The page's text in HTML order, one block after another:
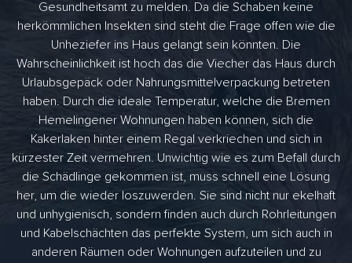
Gesundheitsamt zu melden. Da die Schaben keine
herkömmlichen Insekten sind steht die Frage offen wie die
Unheziefer ins Haus gelangt sein könnten. Die
Wahrscheinlichkeit ist hoch das die Viecher das Haus durch
Urlaubsgepäck oder Nahrungsmittelverpackung betreten
haben. Durch die ideale Temperatur, welche die Bremen
Hemelingener Wohnungen haben können, sich die
Kakerlaken hinter einem Regal verkriechen und sich in
kürzester Zeit vermehren. Unwichtig wie es zum Befall durch
die Schädlinge gekommen ist, muss schnell eine Lösung
her, um die wieder loszuwerden. Sie sind nicht nur ekelhaft
und unhygienisch, sondern finden auch durch Rohrleitungen
und Kabelschächten das perfekte System, um sich auch in
anderen Räumen oder Wohnungen aufzuteilen und zu